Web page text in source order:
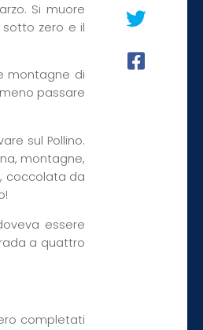
Si muore
zero e il
montagne di
passare
sul Pollino.
montagne,
coccolata da
essere
a quattro
completati